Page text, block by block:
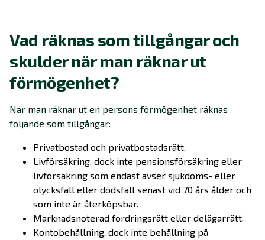
Vad räknas som tillgångar och
skulder när man räknar ut
förmögenhet?
När man räknar ut en persons förmögenhet räknas
följande som tillgångar:
Privatbostad och privatbostadsrätt.
Livförsäkring, dock inte pensionsförsäkring eller
livförsäkring som endast avser sjukdoms- eller
olycksfall eller dödsfall senast vid 70 års ålder och
som inte är återköpsbar.
Marknadsnoterad fordringsrätt eller delägarrätt.
Kontobehållning, dock inte behållning på